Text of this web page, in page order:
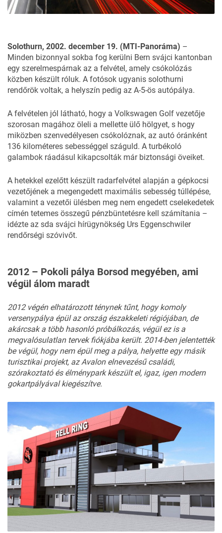
Solothurn, 2002. december 19. (MTI-Panoráma) –
Minden bizonnyal sokba fog kerülni Bern svájci kantonban
egy szerelmespárnak az a felvétel, amely csókolózás
közben készült róluk. A fotósok ugyanis solothurni
rendőrök voltak, a helyszín pedig az A-5-ös autópálya.
A felvételen jól látható, hogy a Volkswagen Golf vezetője
szorosan magához öleli a mellette ülő hölgyet, s hogy
miközben szenvedélyesen csókolóznak, az autó óránként
136 kilométeres sebességgel száguld. A turbékoló
galambok ráadásul kikapcsolták már biztonsági öveiket.
A hetekkel ezelőtt készült radarfelvétel alapján a gépkocsi
vezetőjének a megengedett maximális sebesség túllépése,
valamint a vezetői ülésben meg nem engedett cselekedetek
címén tetemes összegű pénzbüntetésre kell számítania –
idézte az sda svájci hírügynökség Urs Eggenschwiler
rendőrségi szóvivőt.
2012 – Pokoli pálya Borsod megyében, ami
végül álom maradt
2012 végén elhatározott ténynek tűnt, hogy komoly
versenypálya épül az ország északkeleti régiójában, de
akárcsak a több hasonló próbálkozás, végül ez is a
megvalósulatlan tervek fiókjába került. 2014-ben jelentették
be végül, hogy nem épül meg a pálya, helyette egy másik
turisztikai projekt, az Avalon elnevezésű családi,
szórakoztató és élménypark készült el, igaz, igen modern
gokartpályával kiegészítve.